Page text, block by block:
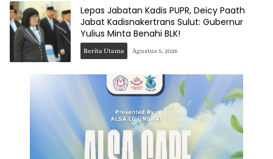
Lepas Jabatan Kadis PUPR, Deicy Paath
Jabat Kadisnakertrans Sulut: Gubernur
Yulius Minta Benahi BLK!
Berita Utama Agustus 5, 2026